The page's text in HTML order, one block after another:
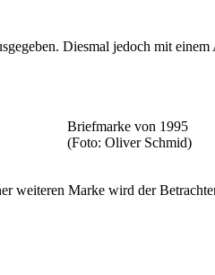
Diesmal jedoch mit
Briefmarke von 1995
(Foto: Oliver Schmid)
weiteren Marke wird der